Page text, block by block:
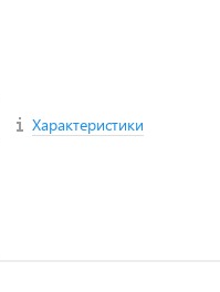
Характеристики